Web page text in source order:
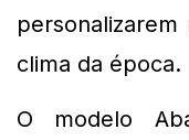
clima da época.
O modelo